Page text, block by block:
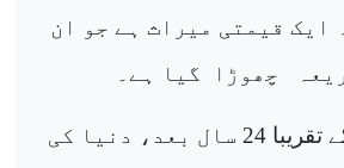
ایک قیمتی میراث ہے جو ان
چھوڑا گیا ہے۔
آج ان کے انتقال کے تقریبا 24 سال بعد، دنیا کی